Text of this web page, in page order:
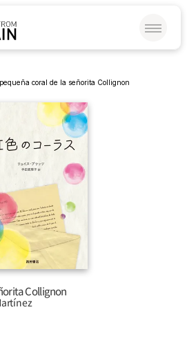
coral de la señorita Collignon
Collignon